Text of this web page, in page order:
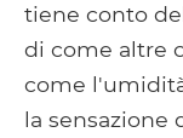
tiene conto
di come altre
come
la sensazione